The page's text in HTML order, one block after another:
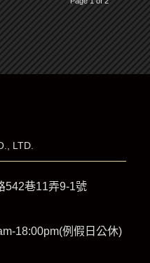
LTD.
542巷11弄9-1號
18:00pm(例假日公休)